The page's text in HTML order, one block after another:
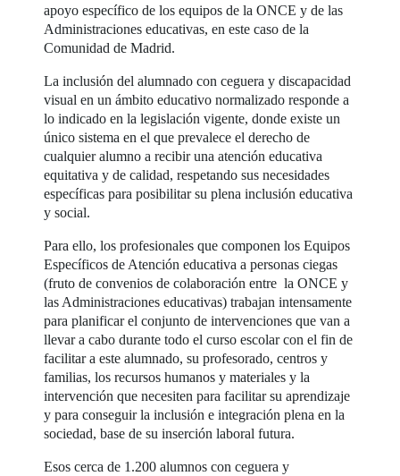
apoyo específico de los equipos de la ONCE y de las
Administraciones educativas, en este caso de la
Comunidad de Madrid.
La inclusión del alumnado con ceguera y discapacidad
visual en un ámbito educativo normalizado responde a
lo indicado en la legislación vigente, donde existe un
único sistema en el que prevalece el derecho de
cualquier alumno a recibir una atención educativa
equitativa y de calidad, respetando sus necesidades
específicas para posibilitar su plena inclusión educativa
y social.
Para ello, los profesionales que componen los Equipos
Específicos de Atención educativa a personas ciegas
(fruto de convenios de colaboración entre la ONCE y
las Administraciones educativas) trabajan intensamente
para planificar el conjunto de intervenciones que van a
llevar a cabo durante todo el curso escolar con el fin de
facilitar a este alumnado, su profesorado, centros y
familias, los recursos humanos y materiales y la
intervención que necesiten para facilitar su aprendizaje
y para conseguir la inclusión e integración plena en la
sociedad, base de su inserción laboral futura.
Esos cerca de 1.200 alumnos con ceguera y